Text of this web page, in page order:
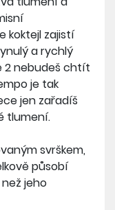
koktejl zajistí
a rychlý
2 nebudeš chtít
je tak
jen zařadíš
tlumení.
svrškem,
působí
jeho